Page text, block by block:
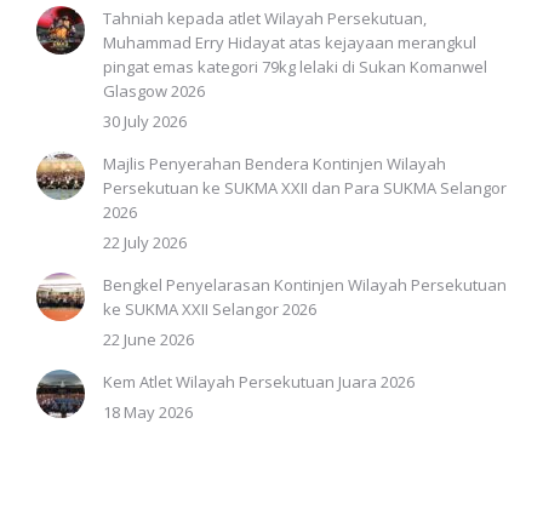
Tahniah kepada atlet Wilayah Persekutuan,
Muhammad Erry Hidayat atas kejayaan merangkul
pingat emas kategori 79kg lelaki di Sukan Komanwel
Glasgow 2026
30 July 2026
Majlis Penyerahan Bendera Kontinjen Wilayah
Persekutuan ke SUKMA XXII dan Para SUKMA Selangor
2026
22 July 2026
Bengkel Penyelarasan Kontinjen Wilayah Persekutuan
ke SUKMA XXII Selangor 2026
22 June 2026
Kem Atlet Wilayah Persekutuan Juara 2026
18 May 2026